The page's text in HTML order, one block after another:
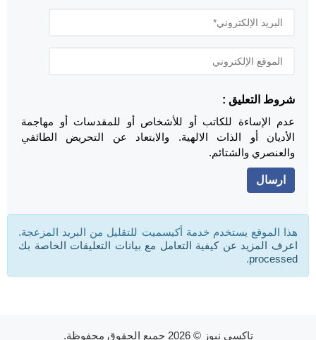
شروط التعليق :
عدم الإساءة للكاتب أو للأشخاص أو للمقدسات أو مهاجمة
الأديان أو الذات الالهية. والابتعاد عن التحريض الطائفي
والعنصري والشتائم.
هذا الموقع يستخدم خدمة أكيسميت للتقليل من البريد المزعجة.
اعرف المزيد عن كيفية التعامل مع بيانات التعليقات الخاصة بك
processed
.
تاكسي نيوز © 2026 جميع الحقوق محفوظة.